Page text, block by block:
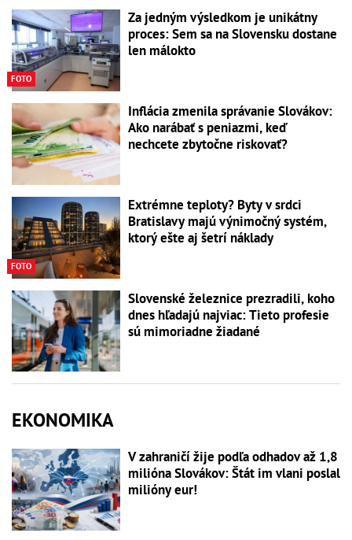
FOTO
Za jedným výsledkom je unikátny
proces: Sem sa na Slovensku dostane
len málokto
Inflácia zmenila správanie Slovákov:
Ako narábať s peniazmi, keď
nechcete zbytočne riskovať?
FOTO
Extrémne teploty? Byty v srdci
Bratislavy majú výnimočný systém,
ktorý ešte aj šetrí náklady
Slovenské železnice prezradili, koho
dnes hľadajú najviac: Tieto profesie
sú mimoriadne žiadané
EKONOMIKA
V zahraničí žije podľa odhadov až 1,8
milióna Slovákov: Štát im vlani poslal
milióny eur!